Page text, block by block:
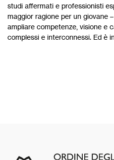
studi affermati e professionisti
maggior ragione per un giovane
ampliare competenze, visione e
complessi e interconnessi. Ed è